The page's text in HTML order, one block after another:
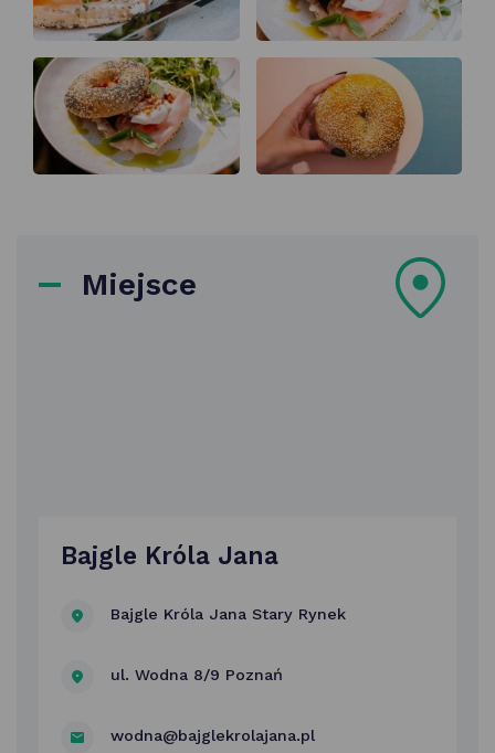
Miejsce
Bajgle Króla Jana
Bajgle Króla Jana Stary Rynek
ul. Wodna 8/9 Poznań
wodna@bajglekrolajana.pl